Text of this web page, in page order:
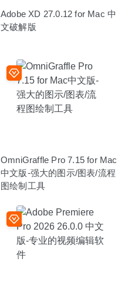
Adobe XD 27.0.12 for Mac 中
文破解版
OmniGraffle Pro 7.15 for Mac
中文版-强大的图示/图表/流程
图绘制工具